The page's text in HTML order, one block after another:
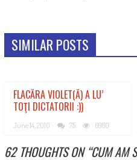
SIMILAR POSTS
FLACĂRA VIOLET(Ă) A LU’
TOŢI DICTATORII :))
June 14, 2010 75 6980
62 THOUGHTS ON “CUM AM